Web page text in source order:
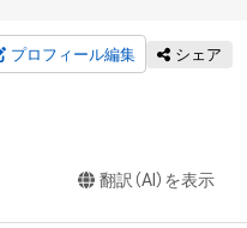
プロフィール編集 シェア
翻訳（AI）を表示